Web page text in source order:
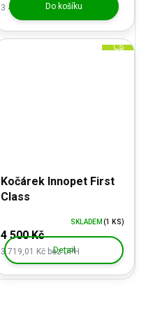
3 471,07 Kč bez DPH
Do košíku
Z
Kočárek Innopet First
Class
3 719,01 Kč bez DPH
4 500 Kč
SKLADEM (1 KS)
Detail